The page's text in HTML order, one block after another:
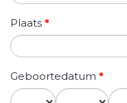
Plaats *
Geboortedatum *
Dag
Maand Jaar